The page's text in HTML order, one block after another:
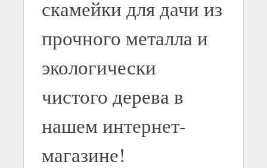
скамейки для дачи из
прочного металла и
экологически
чистого дерева в
нашем интернет-
магазине!